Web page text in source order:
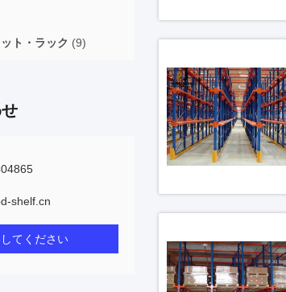
ト・ラック (9)
shelf.cn
てください